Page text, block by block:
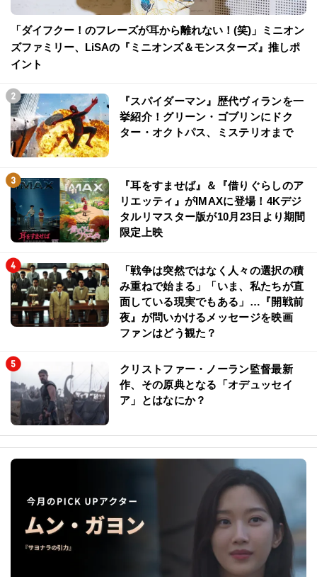
「ダイフクー！のフレーズが耳から離れない！(笑)」ミニオン
ズファミリー、LiSAの『ミニオンズ＆モンスターズ』推しポ
イント
『スパイダーマン』歴代ヴィランを一
挙紹介！グリーン・ゴブリンにドク
ター・オクトパス、ミステリオまで
『耳をすませば』＆『借りぐらしのア
リエッティ』がIMAXに登場！4Kデジ
タルリマスター版が10月23日より期間
限定上映
「戦争は突然ではなく人々の選択の積
み重ねで始まる」「いま、私たちが直
面している現実でもある」…『開戦前
夜』が問いかけるメッセージを映画
ファンはどう観た？
クリストファー・ノーラン監督最新
作、その原典となる「オデュッセイ
ア」とはなにか？